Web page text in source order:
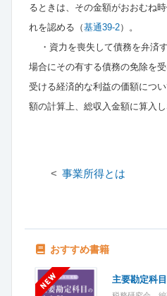
るときは、その金額がおおむね
れを認める（基通39-2）。
資力を喪失して債務を弁済
場合にその有する債務の免除を
受ける経済的な利益の価額につ
額の計算上、総収入金額に算入
事業所得とは
おすすめ書籍
主要勘定科